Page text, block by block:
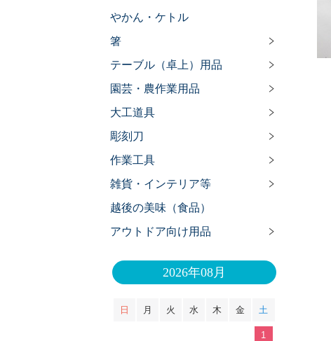
やかん・ケトル
箸
テーブル（卓上）用品
園芸・農作業用品
大工道具
彫刻刀
作業工具
雑貨・インテリア等
越後の美味（食品）
アウトドア向け用品
2026年08月
日 月 火 水 木 金 土
1